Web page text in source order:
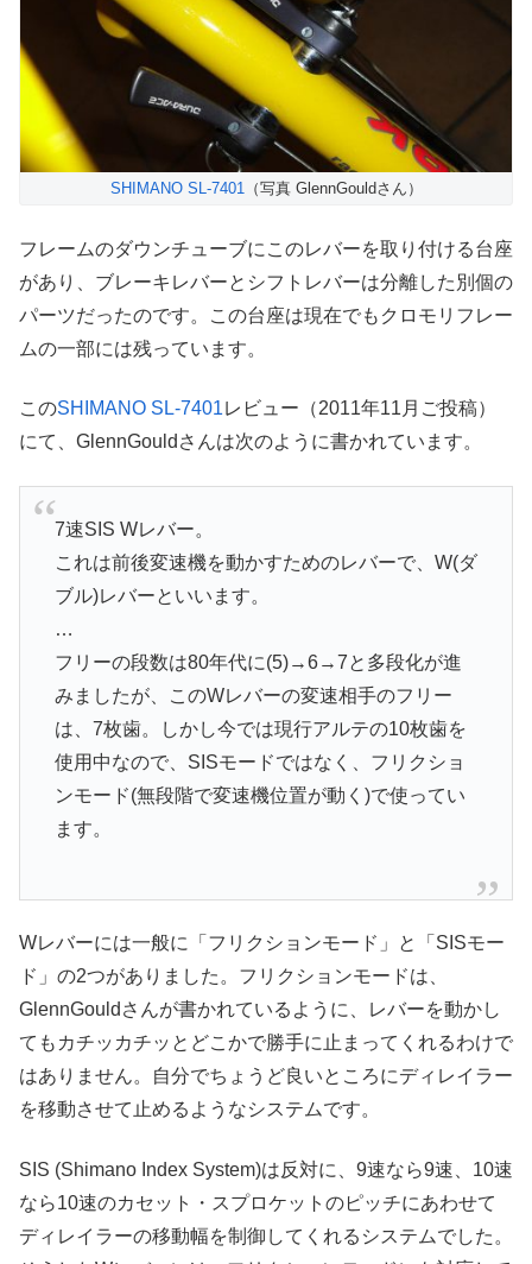
SHIMANO SL-7401（写真 GlennGouldさん）
フレームのダウンチューブにこのレバーを取り付ける台座
があり、ブレーキレバーとシフトレバーは分離した別個の
パーツだったのです。この台座は現在でもクロモリフレー
ムの一部には残っています。
このSHIMANO SL-7401レビュー（2011年11月ご投稿）
にて、GlennGouldさんは次のように書かれています。
7速SIS Wレバー。
これは前後変速機を動かすためのレバーで、W(ダ
ブル)レバーといいます。
…
フリーの段数は80年代に(5)→6→7と多段化が進
みましたが、このWレバーの変速相手のフリー
は、7枚歯。しかし今では現行アルテの10枚歯を
使用中なので、SISモードではなく、フリクショ
ンモード(無段階で変速機位置が動く)で使ってい
ます。
Wレバーには一般に「フリクションモード」と「SISモー
ド」の2つがありました。フリクションモードは、
GlennGouldさんが書かれているように、レバーを動かし
てもカチッカチッとどこかで勝手に止まってくれるわけで
はありません。自分でちょうど良いところにディレイラー
を移動させて止めるようなシステムです。
SIS (Shimano Index System)は反対に、9速なら9速、10速
なら10速のカセット・スプロケットのピッチにあわせて
ディレイラーの移動幅を制御してくれるシステムでした。